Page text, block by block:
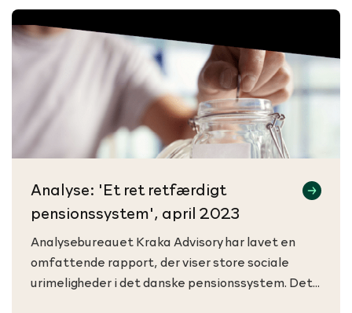
Analyse: 'Et ret retfærdigt
pensionssystem', april 2023
Analysebureauet Kraka Advisory har lavet en
omfattende rapport, der viser store sociale
urimeligheder i det danske pensionssystem. Det